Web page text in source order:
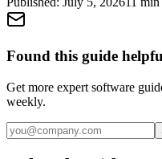
Found this guide
Get more expert software
weekly.